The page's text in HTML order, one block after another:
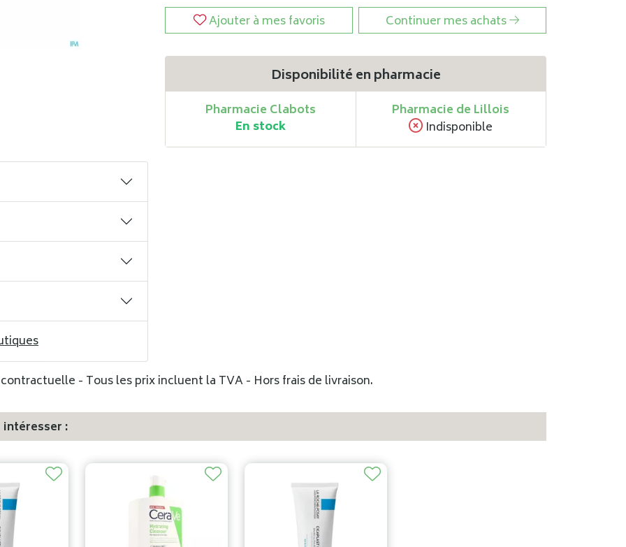
Ajouter à mes favoris Continuer mes achats
Disponibilité en pharmacie
Pharmacie Clabots
En stock
Pharmacie de Lillois
Indisponible
- Tous les prix incluent la TVA - Hors frais de livraison.
: